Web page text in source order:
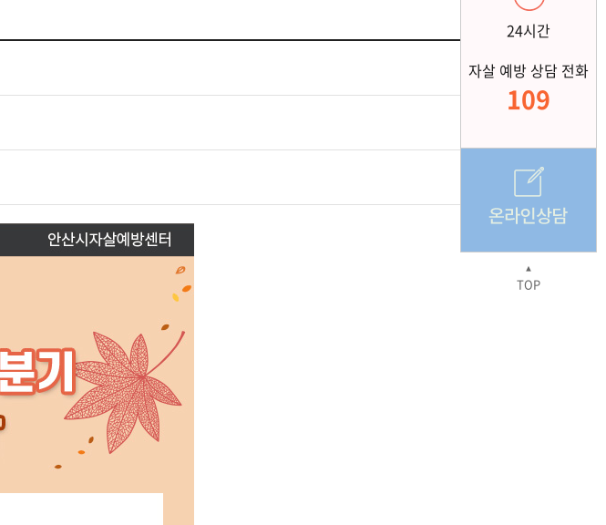
24시간
자살 예방 상담 전화
109
▲
TOP